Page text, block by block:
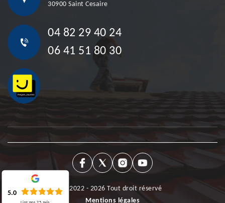
30900 Saint Cesaire
04 82 29 40 24
06 41 51 80 30
©2022 - 2026 Tout droit réservé
Mentions légales
5.0